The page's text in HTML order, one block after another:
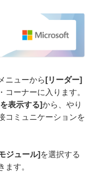
ニューから [リーダー]
コーナーに入ります。
表示する]から、やり
コミュニケーションを
ジュール] を選択する
ます。